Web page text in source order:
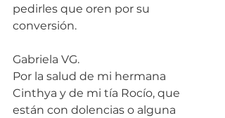
pedirles que oren por su
conversión.
Gabriela VG.
Por la salud de mi hermana
Cinthya y de mi tía Rocío, que
están con dolencias o alguna